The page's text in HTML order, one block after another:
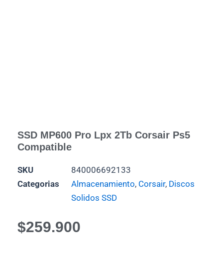
SSD MP600 Pro Lpx 2Tb Corsair Ps5
Compatible
SKU
840006692133
Categorias
Almacenamiento, Corsair, Discos
Solidos SSD
$259.900